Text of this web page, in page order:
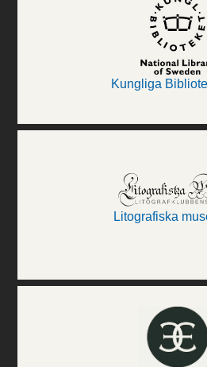
Kungliga
Litografiska